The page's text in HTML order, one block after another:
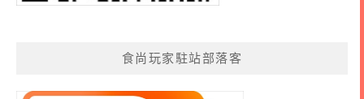
食尚玩家駐站部落客